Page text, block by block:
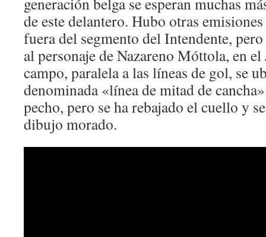
de este delantero. Hubo otras
fuera del segmento del Intendente,
al personaje de Nazareno Móttola, en
campo, paralela a las líneas de gol, se
denominada «línea de mitad de
pecho, pero se ha rebajado el cuello y
dibujo morado.